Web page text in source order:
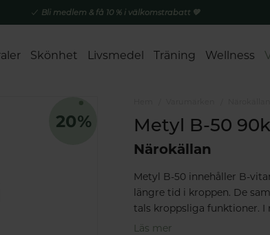
Bli medlem & få 10 % i välkomstrabatt 💚
Skönhet Livsmedel Träning Wellness
Metyl B-50 90k
Närokällan
Metyl B-50 innehåller B-
längre tid i kroppen. De
tals kroppsliga funktioner.
Läs mer